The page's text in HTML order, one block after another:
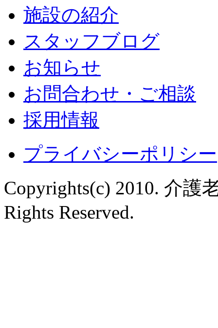
施設の紹介
スタッフブログ
お知らせ
お問合わせ・ご相談
採用情報
プライバシーポリシー
Copyrights(c) 2010. 介
Rights Reserved.